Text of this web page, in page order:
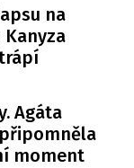
na
Kanyza
Agáta
moment